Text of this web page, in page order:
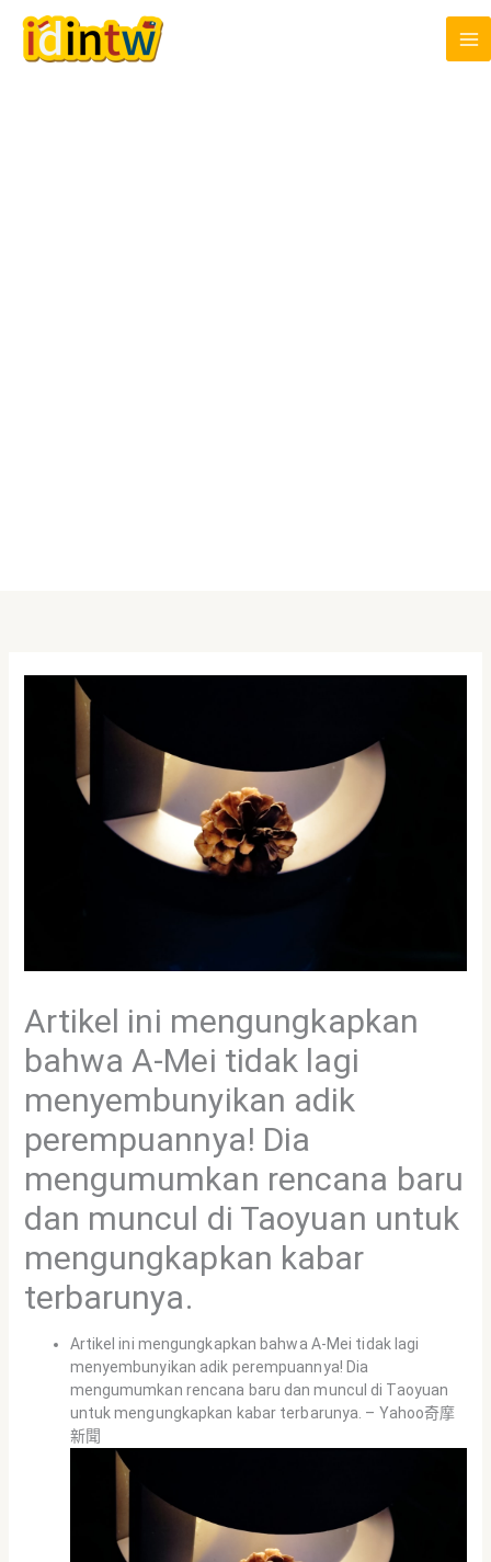
Artikel ini mengungkapkan
bahwa A-Mei tidak lagi
menyembunyikan adik
perempuannya! Dia
mengumumkan rencana baru
dan muncul di Taoyuan untuk
mengungkapkan kabar
terbarunya.
Artikel ini mengungkapkan bahwa A-Mei tidak lagi
menyembunyikan adik perempuannya! Dia
mengumumkan rencana baru dan muncul di Taoyuan
untuk mengungkapkan kabar terbarunya. – Yahoo奇摩
新聞